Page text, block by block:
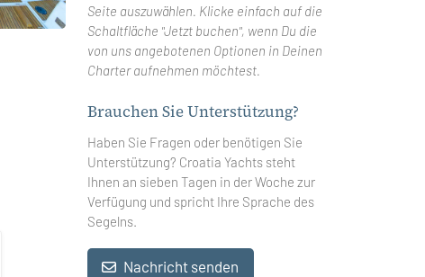
Seite auszuwählen. Klicke einfach auf die
Schaltfläche "Jetzt buchen", wenn Du die
von uns angebotenen Optionen in Deinen
Charter aufnehmen möchtest.
Brauchen Sie Unterstützung?
Haben Sie Fragen oder benötigen Sie
Unterstützung? Croatia Yachts steht
Ihnen an sieben Tagen in der Woche zur
Verfügung und spricht Ihre Sprache des
Segelns.
Nachricht senden